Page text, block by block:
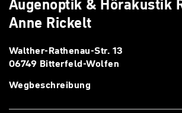
Augenoptik & Hörakustik
Anne Rickelt
Walther-Rathenau-Str. 13
06749 Bitterfeld-Wolfen
Wegbeschreibung